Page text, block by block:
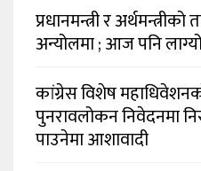
प्रधानमन्त्री र
अन्योलमा ; आज पनि
कांग्रेस विशेष
पुनरावलोकन निवेदनमा
पाउनेमा आशावादी